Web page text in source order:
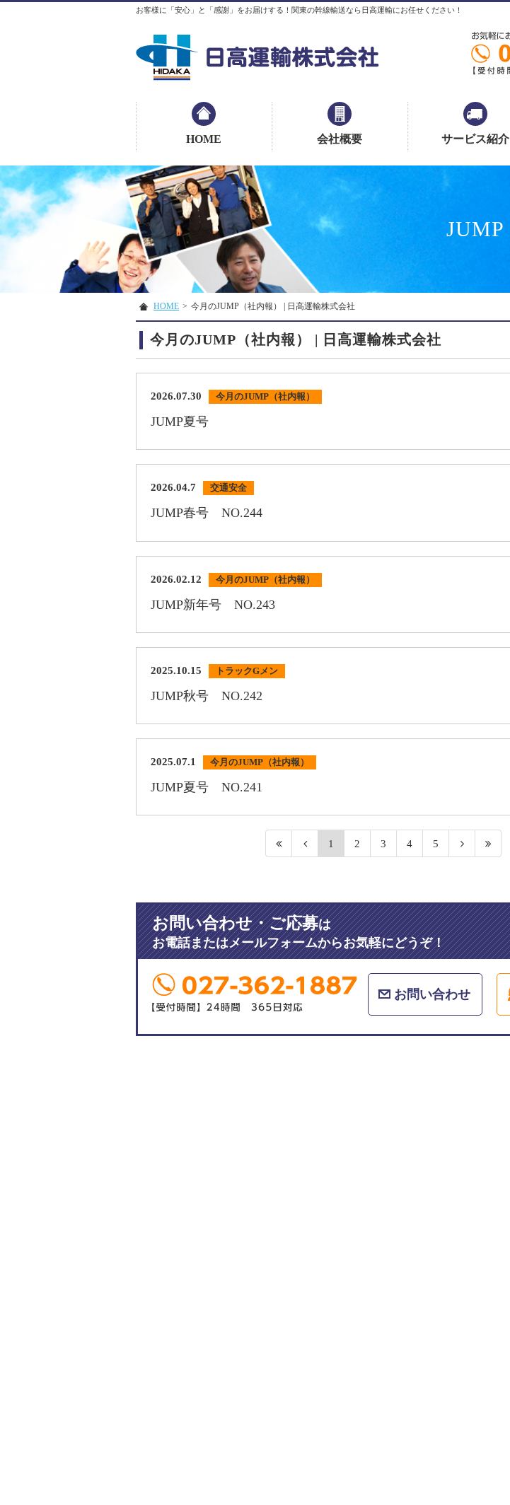
お客様に「安心」と「感謝」をお届けする！関東の幹線輸送なら日高運輸にお任せください！
HOME 会社概要 サービス紹介
JUMP
HOME > 今月のJUMP（社内報） | 日高運輸株式会社
今月のJUMP（社内報） | 日高運輸株式会社
2026.07.30 今月のJUMP（社内報）
JUMP夏号
2026.04.7 交通安全
JUMP春号 NO.244
2026.02.12 今月のJUMP（社内報）
JUMP新年号 NO.243
2025.10.15 トラックGメン
JUMP秋号 NO.242
2025.07.1 今月のJUMP（社内報）
JUMP夏号 NO.241
1 2 3 4 5
お問い合わせ・ご応募は
お電話またはメールフォームからお気軽にどうぞ！
お問い合わせ